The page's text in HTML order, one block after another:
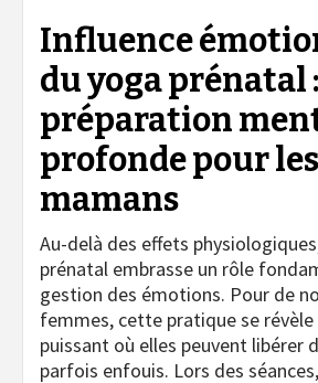
Influence
du yoga prénatal
préparation
profonde pour
mamans
Au-delà des effets
prénatal embrasse un rôle
gestion des émotions. Pour de
femmes, cette pratique se
puissant où elles peuvent libérer
parfois enfouis. Lors des